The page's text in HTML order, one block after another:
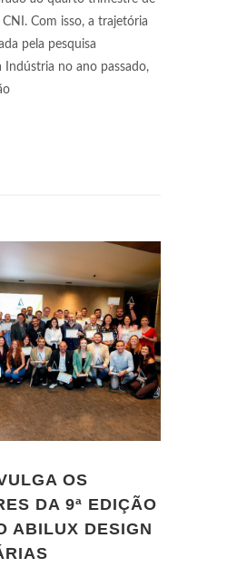
Com isso, a trajetória
pela pesquisa
Indústria no ano passado,
OS
DA 9ª EDIÇÃO
ABILUX DESIGN